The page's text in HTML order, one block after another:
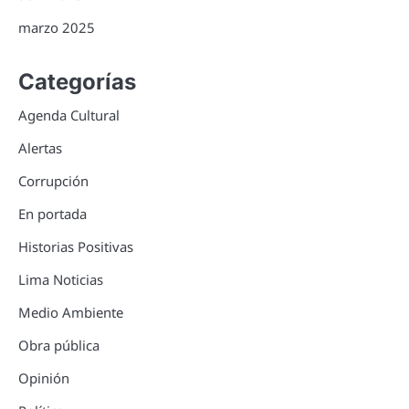
marzo 2025
Categorías
Agenda Cultural
Alertas
Corrupción
En portada
Historias Positivas
Lima Noticias
Medio Ambiente
Obra pública
Opinión